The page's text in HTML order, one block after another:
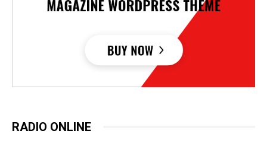
RADIO ONLINE